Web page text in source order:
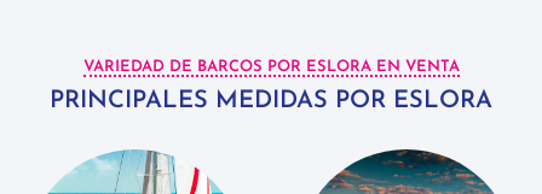
VARIEDAD DE BARCOS POR ESLORA EN VENTA
PRINCIPALES MEDIDAS POR ESLORA